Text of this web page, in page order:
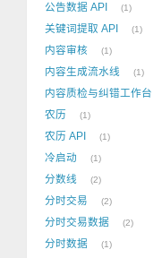
公告数据 API 1
关键词提取 API 1
内容审核 1
内容生成流水线 1
内容质检与纠错工作台
农历 1
农历 API 1
冷启动 1
分数线 2
分时交易 2
分时交易数据 2
分时数据 1